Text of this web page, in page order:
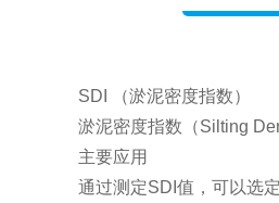
SDI （淤泥密度指数）
淤泥密度指数（Silting
主要应用
通过测定SDI值，可以选